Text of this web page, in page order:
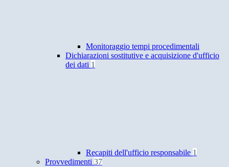
Monitoraggio tempi procedimentali
Dichiarazioni sostitutive e acquisizione d'ufficio
dei dati 1
Recapiti dell'ufficio responsabile 1
Provvedimenti 37